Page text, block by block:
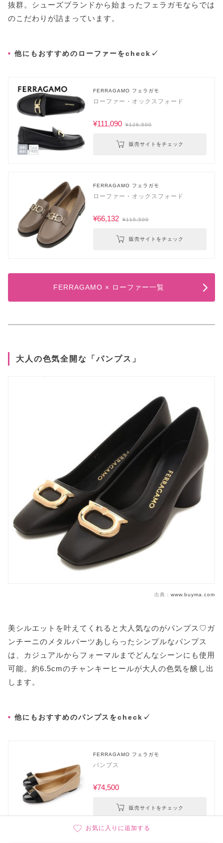
抜群。シューズブランドから始まったフェラガモならでは
のこだわりが詰まっています。
他にもおすすめのローファーをcheck✓
FERRAGAMO フェラガモ
ローファー・オックスフォード
¥111,090 ¥126,500
販売サイトをチェック
FERRAGAMO フェラガモ
ローファー・オックスフォード
¥66,132 ¥115,500
販売サイトをチェック
FERRAGAMO × ローファー一覧
大人の色気全開な「パンプス」
出典： www.buyma.com
美シルエットを叶えてくれると大人気なのがパンプス♡ガ
ンチーニのメタルパーツあしらったシンプルなパンプス
は、カジュアルからフォーマルまでどんなシーンにも使用
可能。約6.5cmのチャンキーヒールが大人の色気を醸し出
します。
他にもおすすめのパンプスをcheck✓
FERRAGAMO フェラガモ
パンプス
¥74,500
販売サイトをチェック
お気に入りに追加する